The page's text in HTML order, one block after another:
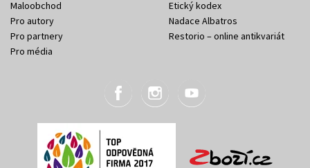
Maloobchod
Pro autory
Pro partnery
Pro média
Etický kodex
Nadace Albatros
Restorio – online antikvariát